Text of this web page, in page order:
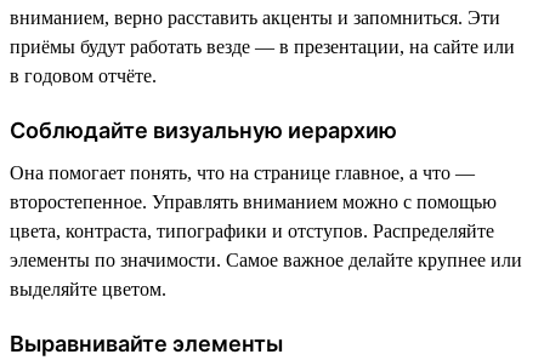
вниманием, верно расставить акценты и запомниться. Эти
приёмы будут работать везде — в презентации, на сайте или
в годовом отчёте.
Соблюдайте визуальную иерархию
Она помогает понять, что на странице главное, а что —
второстепенное. Управлять вниманием можно с помощью
цвета, контраста, типографики и отступов. Распределяйте
элементы по значимости. Самое важное делайте крупнее или
выделяйте цветом.
Выравнивайте элементы